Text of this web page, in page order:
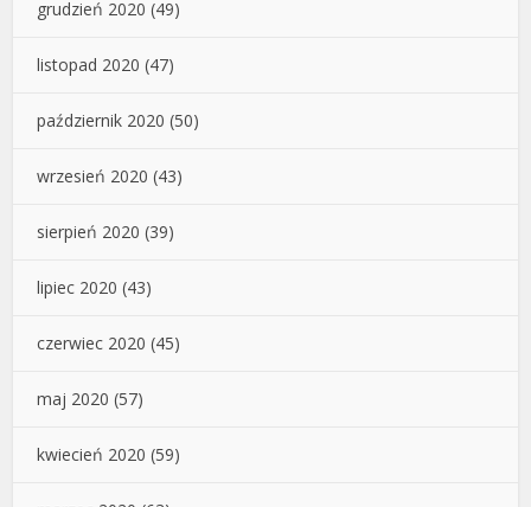
grudzień 2020 (49)
listopad 2020 (47)
październik 2020 (50)
wrzesień 2020 (43)
sierpień 2020 (39)
lipiec 2020 (43)
czerwiec 2020 (45)
maj 2020 (57)
kwiecień 2020 (59)